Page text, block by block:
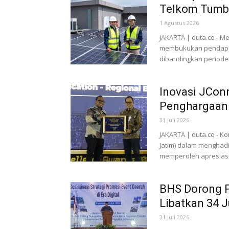
Telkom
1 Agustus 2026
JAKARTA | duta.co -
membukukan
dibandingkan
Inovasi
31 Juli 2026
JAKARTA | duta.co -
Jatim) dalam
memperoleh
BHS Dorong
Libatkan 34
31 Juli 2026